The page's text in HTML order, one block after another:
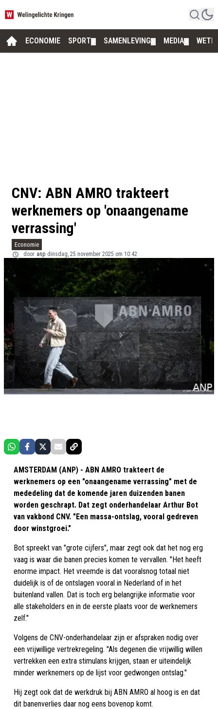
ECONOMIE SPORT SAMENLEVING MEDIA
CNV: ABN AMRO trakteert
werknemers op 'onaangename
verrassing'
Economie
door anp dinsdag, 25 november 2025 om 10:42
AMSTERDAM (ANP) - ABN AMRO trakteert de
werknemers op een "onaangename verrassing" met de
mededeling dat de komende jaren duizenden banen
worden geschrapt. Dat zegt onderhandelaar Arthur Bot
van vakbond CNV. "Een massa-ontslag, vooral gedreven
door winstgroei."
Bot spreekt van "grote cijfers", maar zegt ook dat het nog erg
vaag is waar die banen precies komen te vervallen. "Het heeft
enorme impact. Het vreemde is dat vooralsnog totaal niet
duidelijk is of de ontslagen vooral in Nederland of in het
buitenland vallen. Dat is toch erg belangrijke informatie voor
alle stakeholders en in de eerste plaats voor de werknemers
zelf."
Volgens de CNV-onderhandelaar zijn er afspraken nodig over
een vrijwillige vertrekregeling. "Als degenen die vrijwillig willen
vertrekken een extra stimulans krijgen, staan er uiteindelijk
minder werknemers op de lijst voor gedwongen ontslag."
Hij zegt ook dat de werkdruk bij ABN AMRO al hoog is en dat
dit banenverlies daar nog eens bovenop komt.